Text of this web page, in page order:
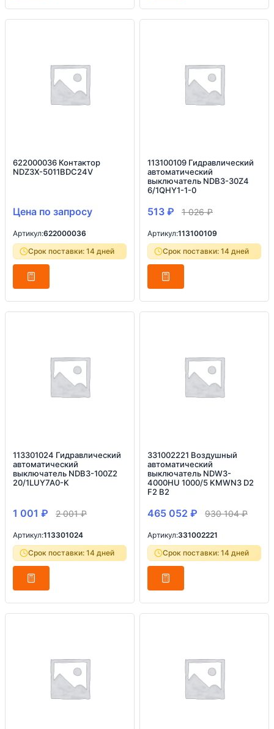
622000036 Контактор
NDZ3X-5011BDC24V
Цена по запросу
Артикул:622000036
Срок поставки: 14 дней
113100109 Гидравлический
автоматический
выключатель NDB3-30Z4
6/1QHY1-1-0
513 ₽ 1 026₽
Артикул:113100109
Срок поставки: 14 дней
113301024 Гидравлический
автоматический
выключатель NDB3-100Z2
20/1LUY7A0-K
1 001 ₽ 2 001₽
Артикул:113301024
Срок поставки: 14 дней
331002221 Воздушный
автоматический
выключатель NDW3-
4000HU 1000/5 KMWN3 D2
F2 B2
465 052 ₽ 930 104₽
Артикул:331002221
Срок поставки: 14 дней